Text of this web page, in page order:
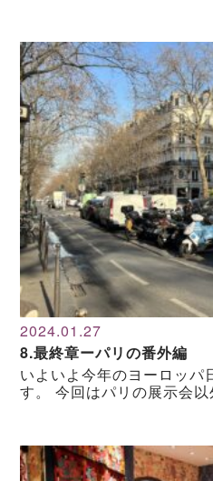
2024.01.27
8.最終章ーパリの番外編
いよいよ今年のヨーロッパ
す。 今回はパリの展示会